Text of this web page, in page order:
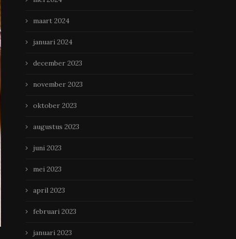
maart 2024
januari 2024
december 2023
november 2023
oktober 2023
augustus 2023
juni 2023
mei 2023
april 2023
februari 2023
januari 2023